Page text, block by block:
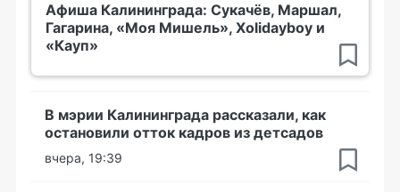
Афиша Калининграда: Сукачёв, Маршал,
Гагарина, «Моя Мишель», Xolidayboy и
«Кауп»
В мэрии Калининграда рассказали, как
остановили отток кадров из детсадов
вчера, 19:39